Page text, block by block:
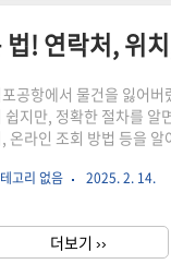
! 연락처, 위
공항에서 물건을 잃어
쉽지만, 정확한 절차를 알
온라인 조회 방법 등을
다. 공항에서 짐, 휴대폰
찾으려면 먼저 담당 부서
사, 경찰서 등 여러 기관이
고리 없음 2025. 2. 14.
더보기 ››